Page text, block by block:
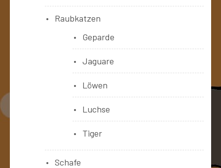
Raubkatzen
Geparde
Jaguare
Löwen
Luchse
Tiger
Schafe